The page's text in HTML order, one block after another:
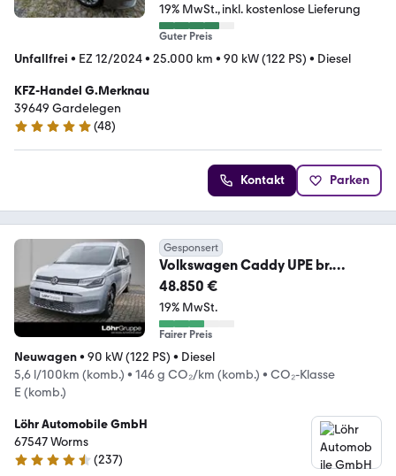
19% MwSt. inkl. kostenlose Lieferung
Guter Preis
Unfallfrei • EZ 12/2024• 25.000 km • 90 kW (122 PS) • Diesel
KFZ-Handel G.Merknau
39649 Gardelegen
4.8 Sterne
(48)
Kontakt Parken
Gesponsert
Volkswagen Caddy UPE br.
54.857,- Style Maxi 2.0 l TDI 90 k
48.850 €
19% MwSt.
Fairer Preis
Neuwagen• 90 kW (122 PS) • Diesel
5,6 l/100km (komb.) • 146 g CO₂/km (komb.) • CO₂-Klasse
E (komb.)
Löhr Automobile GmbH
67547 Worms
4.6 Sterne
(237)